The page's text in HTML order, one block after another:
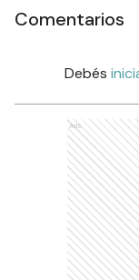
Comentarios
Debés
Ads